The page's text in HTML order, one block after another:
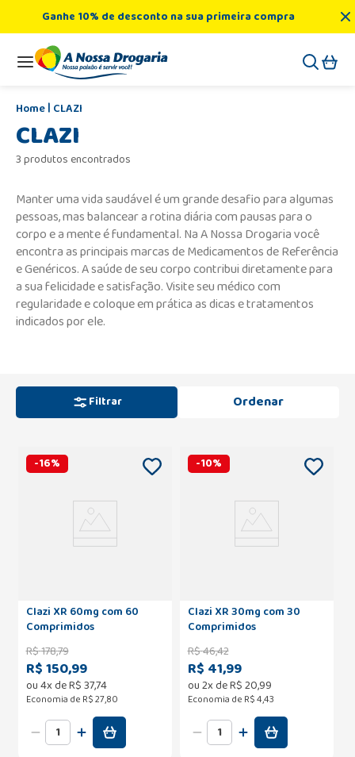
Ganhe 10% de desconto na sua primeira compra
CLAZI
CLAZI
3 produtos encontrados
Manter uma vida saudável é um grande desafio para algumas
pessoas, mas balancear a rotina diária com pausas para o
corpo e a mente é fundamental. Na A Nossa Drogaria você
encontra as principais marcas de Medicamentos de Referência
e Genéricos. A saúde de seu corpo contribui diretamente para
a sua felicidade e satisfação. Visite seu médico com
regularidade e coloque em prática as dicas e tratamentos
indicados por ele.
Filtrar
-16%
Clazi XR 60mg com 60
Comprimidos
R$178,79
R$ 150,99
ou4x deR$37,74
Economia de R$ 27,80
-10%
Clazi XR 30mg com 30
Comprimidos
R$46,42
R$ 41,99
ou2x deR$20,99
Economia de R$ 4,43